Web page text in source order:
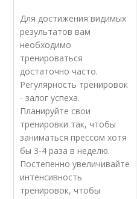
Для достижения видимых
результатов вам
необходимо
тренироваться
достаточно часто.
Регулярность тренировок
- залог успеха.
Планируйте свои
тренировки так, чтобы
заниматься прессом хотя
бы 3-4 раза в неделю.
Постепенно увеличивайте
интенсивность
тренировок, чтобы